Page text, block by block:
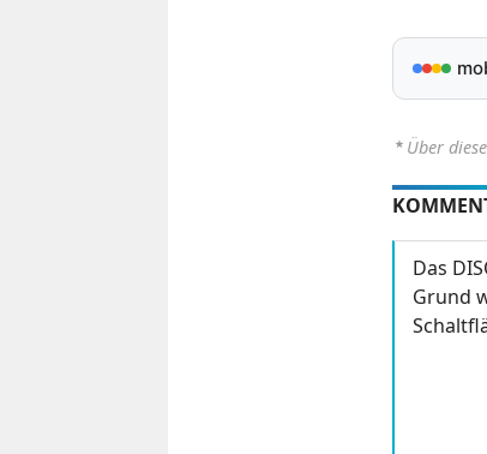
⋆ Über
Das
Grund